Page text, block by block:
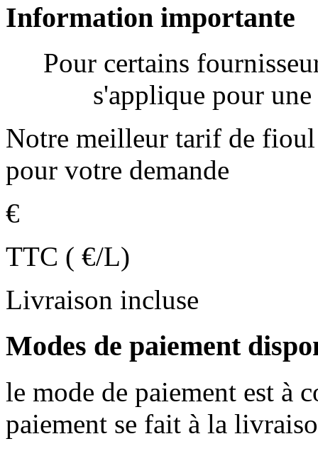
Information importante
Pour certains
s'applique pour
Notre meilleur tarif de
pour votre demande
€
TTC ( €/L)
Livraison incluse
Modes de paiement
le mode de paiement est à
paiement se fait à la